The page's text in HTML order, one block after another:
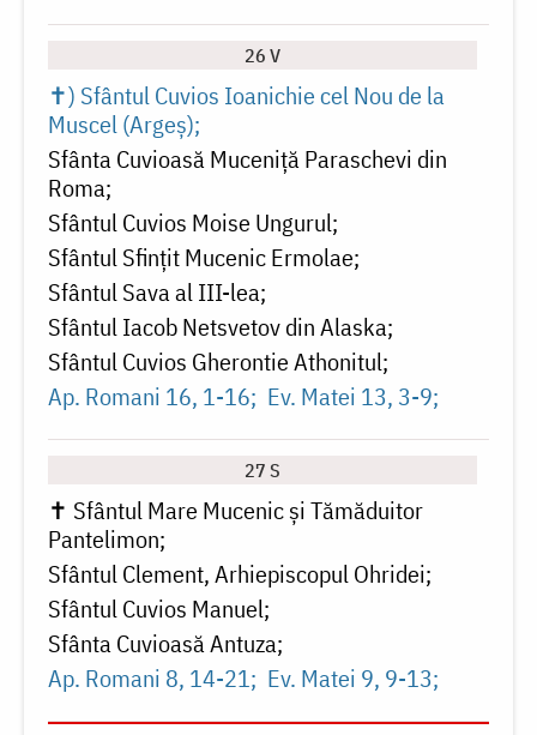
26 V
✝) Sfântul Cuvios Ioanichie cel Nou de la
Muscel (Argeș)
Sfânta Cuvioasă Muceniță Paraschevi din
Roma
Sfântul Cuvios Moise Ungurul
Sfântul Sfințit Mucenic Ermolae
Sfântul Sava al III-lea
Sfântul Iacob Netsvetov din Alaska
Sfântul Cuvios Gherontie Athonitul
Ap. Romani 16, 1-16 Ev. Matei 13, 3-9
27 S
✝ Sfântul Mare Mucenic și Tămăduitor
Pantelimon
Sfântul Clement, Arhiepiscopul Ohridei
Sfântul Cuvios Manuel
Sfânta Cuvioasă Antuza
Ap. Romani 8, 14-21 Ev. Matei 9, 9-13